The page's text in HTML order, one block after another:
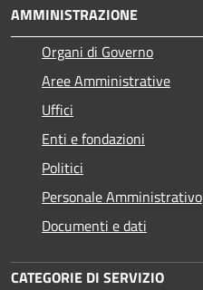
AMMINISTRAZIONE
Organi di Governo
Aree Amministrative
Uffici
Enti e fondazioni
Politici
Personale Amministrativo
Documenti e dati
CATEGORIE DI SERVIZIO